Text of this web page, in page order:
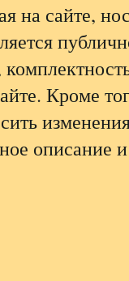
на сайте,
Кроме
описание